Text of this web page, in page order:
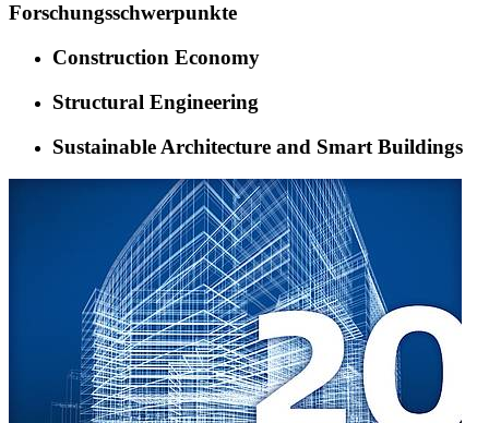
Forschungsschwerpunkte
Construction Economy
Structural Engineering
Sustainable Architecture and Smart Buildings